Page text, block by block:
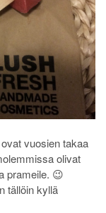
ovat vuosien takaa
olivat
prameile. 😉
tällöin kyllä